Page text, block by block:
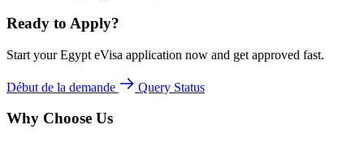
Ready to Apply?
Start your Egypt eVisa application now and get approved fast.
Début de la demande Query Status
Why Choose Us